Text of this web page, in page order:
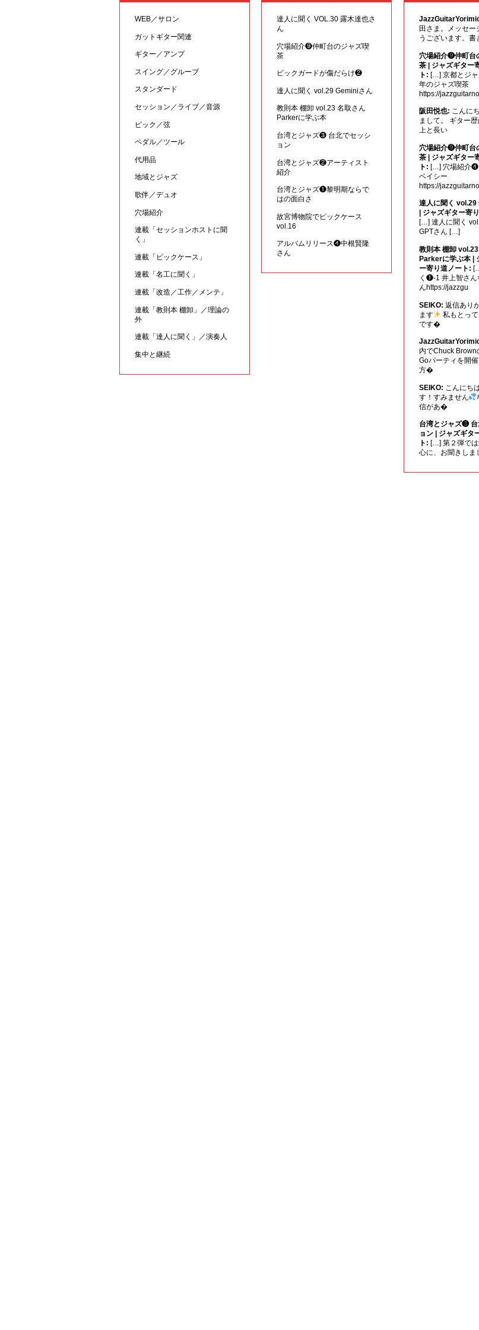
WEB／サロン
ガットギター関連
ギター／アンプ
スイング／グルーブ
スタンダード
セッション／ライブ／音源
ピック／弦
ペダル／ツール
代用品
地域とジャズ
歌伴／デュオ
穴場紹介
連載「セッションホストに聞
く」
連載「ピックケース」
連載「名工に聞く」
連載「改造／工作／メンテ」
連載「教則本 棚卸」／理論の
外
連載「達人に聞く」／演奏人
集中と継続
達人に聞く VOL.30 露木達也さ
ん
穴場紹介❾仲町台のジャズ喫
茶
ピックガードが傷だらけ❷
達人に聞く vol.29 Geminiさん
教則本 棚卸 vol.23 名取さん
Parkerに学ぶ本
台湾とジャズ❸ 台北でセッシ
ョン
台湾とジャズ❷アーティスト
紹介
台湾とジャズ❶黎明期ならで
はの面白さ
故宮博物院でピックケース
vol.16
アルバムリリース❹中根賢隆
さん
田さま。メッセー
うございます。
穴場紹介❾仲町台
茶 | ジャズギター
ト: […] 京都とジ
年のジャズ喫茶
https://jazzguitarno
阪田悦也: こんに
まして。 ギター
上と長い
穴場紹介❾仲町台
茶 | ジャズギター
ト: […] 穴場紹介❹
ベイシー
https://
達人に聞く vol.29
| ジャズギター寄
[…] 達人に聞く
GPTさん […]
教則本 棚卸
Parkerに学ぶ本 |
ー寄り道ノート:
く❶-1 井上智さん
んhttps://jazzgu
SEIKO: 返信あり
ます
私もとっ
です�
内でChuck Brown
Goパーティを開
方�
SEIKO: こんにち
す！すみません
信があ�
台湾とジャズ❸ 台
ョン | ジャズギタ
ト: […] 第２弾で
心に、お聞きし